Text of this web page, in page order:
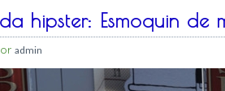
hipster: Esmoquin de
admin